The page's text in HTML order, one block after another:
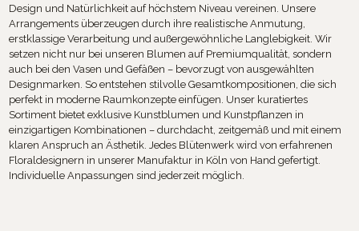
Design und Natürlichkeit auf höchstem Niveau vereinen. Unsere
Arrangements überzeugen durch ihre realistische Anmutung,
erstklassige Verarbeitung und außergewöhnliche Langlebigkeit. Wir
setzen nicht nur bei unseren Blumen auf Premiumqualität, sondern
auch bei den Vasen und Gefäßen – bevorzugt von ausgewählten
Designmarken. So entstehen stilvolle Gesamtkompositionen, die sich
perfekt in moderne Raumkonzepte einfügen. Unser kuratiertes
Sortiment bietet exklusive Kunstblumen und Kunstpflanzen in
einzigartigen Kombinationen – durchdacht, zeitgemäß und mit einem
klaren Anspruch an Ästhetik. Jedes Blütenwerk wird von erfahrenen
Floraldesignern in unserer Manufaktur in Köln von Hand gefertigt.
Individuelle Anpassungen sind jederzeit möglich.